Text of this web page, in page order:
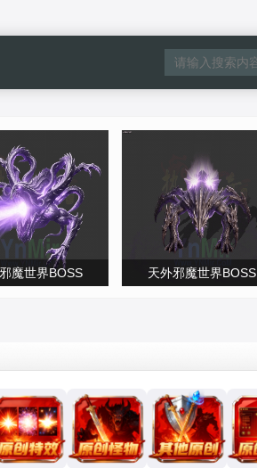
魔世界BOSS 天外邪魔世界BOSS